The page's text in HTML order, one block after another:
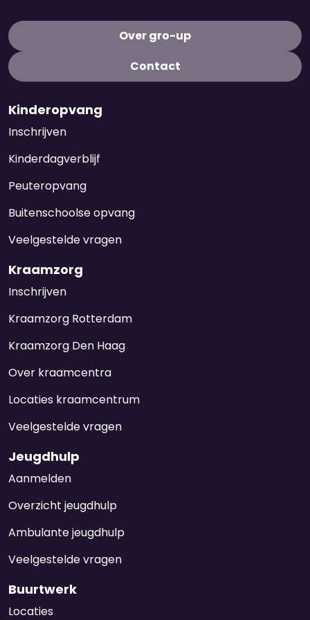
Over gro-up
Contact
Kinderopvang
Inschrijven
Kinderdagverblijf
Peuteropvang
Buitenschoolse opvang
Veelgestelde vragen
Kraamzorg
Inschrijven
Kraamzorg Rotterdam
Kraamzorg Den Haag
Over kraamcentra
Locaties kraamcentrum
Veelgestelde vragen
Jeugdhulp
Aanmelden
Overzicht jeugdhulp
Ambulante jeugdhulp
Veelgestelde vragen
Buurtwerk
Locaties